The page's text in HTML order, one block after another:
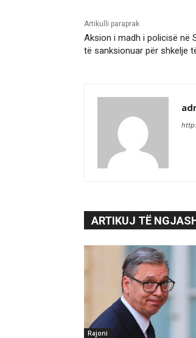
Artikulli paraprak
Aksion i madh i policisë në
të sanksionuar për shkelje
ARTIKUJ TË
Rajoni